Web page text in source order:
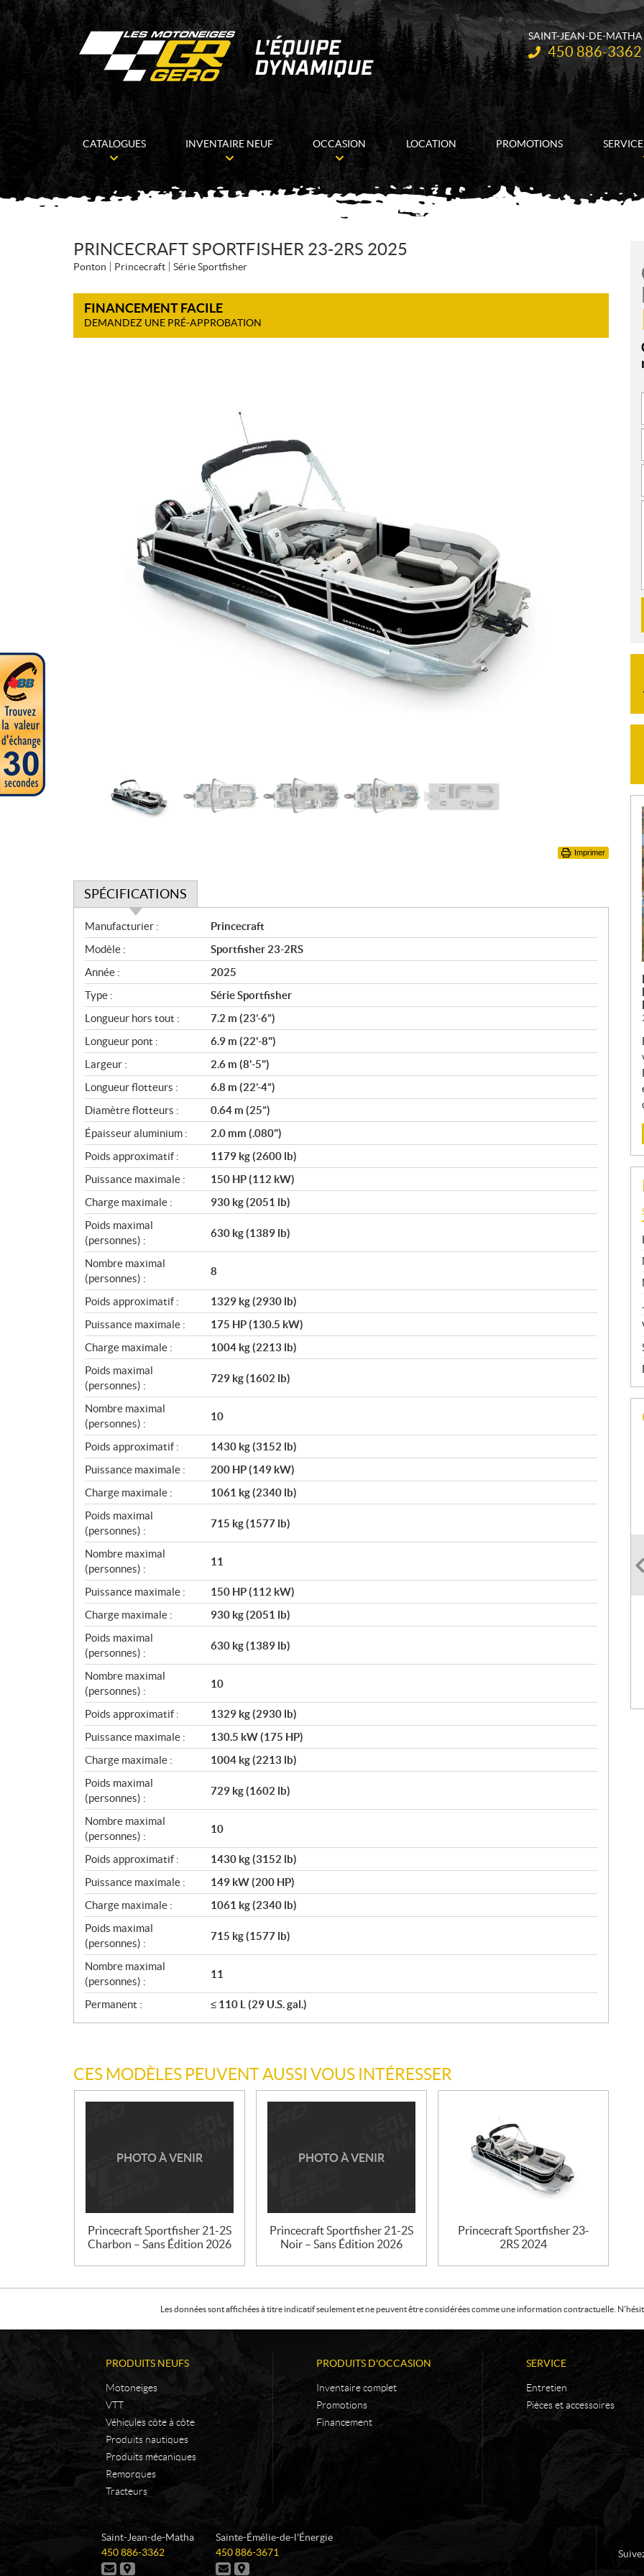
SAINT-JEAN-DE-MATHA
Téléphone :
450 886-3362
CATALOGUES INVENTAIRE NEUF OCCASION LOCATION PROMOTIONS
PRINCECRAFT SPORTFISHER 23-2RS 2025
Ponton Princecraft Série Sportfisher
FINANCEMENT FACILE
DEMANDEZ UNE PRÉ-APPROBATION
Imprimer
SPÉCIFICATIONS
S
p
é
c
i
f
i
c
a
t
i
o
n
s
Manufacturier :
Princecraft
Modèle :
Sportfisher 23-2RS
Année :
2025
Type :
Série Sportfisher
Longueur hors tout :
7.2 m (23’-6”)
Longueur pont :
6.9 m (22'-8")
Largeur :
2.6 m (8'-5")
Longueur flotteurs :
6.8 m (22’-4”)
Diamètre flotteurs :
0.64 m (25”)
Épaisseur aluminium :
2.0 mm (.080")
Poids approximatif :
1179 kg (2600 lb)
Puissance maximale :
150 HP (112 kW)
Charge maximale :
930 kg (2051 lb)
Poids maximal
(personnes) :
630 kg (1389 lb)
Nombre maximal
(personnes) :
8
Poids approximatif :
1329 kg (2930 lb)
Puissance maximale :
175 HP (130.5 kW)
Charge maximale :
1004 kg (2213 lb)
Poids maximal
(personnes) :
729 kg (1602 lb)
Nombre maximal
(personnes) :
10
Poids approximatif :
1430 kg (3152 lb)
Puissance maximale :
200 HP (149 kW)
Charge maximale :
1061 kg (2340 lb)
Poids maximal
(personnes) :
715 kg (1577 lb)
Nombre maximal
(personnes) :
11
Puissance maximale :
150 HP (112 kW)
Charge maximale :
930 kg (2051 lb)
Poids maximal
(personnes) :
630 kg (1389 lb)
Nombre maximal
(personnes) :
10
Poids approximatif :
1329 kg (2930 lb)
Puissance maximale :
130.5 kW (175 HP)
Charge maximale :
1004 kg (2213 lb)
Poids maximal
(personnes) :
729 kg (1602 lb)
Nombre maximal
(personnes) :
10
Poids approximatif :
1430 kg (3152 lb)
Puissance maximale :
149 kW (200 HP)
Charge maximale :
1061 kg (2340 lb)
Poids maximal
(personnes) :
715 kg (1577 lb)
Nombre maximal
(personnes) :
11
Permanent : ≤ 110 L (29 U.S. gal.)
CES MODÈLES PEUVENT AUSSI VOUS INTÉRESSER
PHOTO À VENIR
Princecraft Sportfisher 21-2S
Charbon – Sans Édition 2026
PHOTO À VENIR
Princecraft Sportfisher 21-2S
Noir – Sans Édition 2026
Princecraft Sportfisher 23-
2RS 2024
Les données sont affichées à titre indicatif seulement et ne peuvent être considérées comme une information contractuelle.
PRODUITS NEUFS
Motoneiges
VTT
Véhicules côte à côte
Produits nautiques
Produits mécaniques
Remorques
Tracteurs
PRODUITS D'OCCASION
Inventaire complet
Promotions
Financement
SERVICE
Entretien
Pièces et accessoires
Saint-Jean-de-Matha
T
é
450 886-3362
N
I
Sainte-Émélie-de-l'Énergie
T
é
450 886-3671
N
I